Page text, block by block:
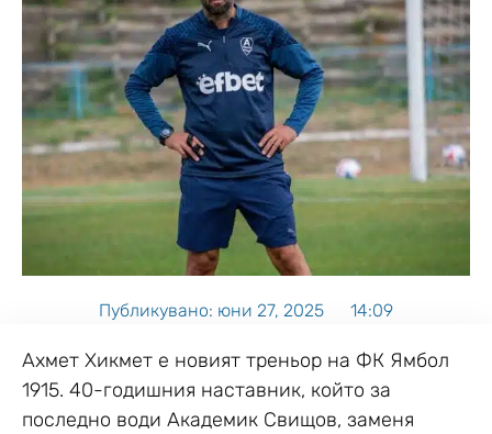
Публикувано: юни 27, 2025 14:09
Ахмет Хикмет е новият треньор на ФК Ямбол
1915. 40-годишния наставник, който за
последно води Академик Свищов, заменя